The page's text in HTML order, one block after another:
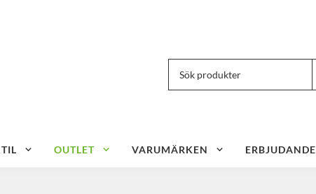
OUTLET VARUMÄRKEN ERBJUDANDE